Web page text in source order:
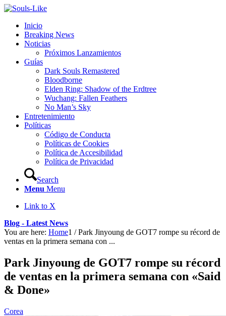
Inicio
Breaking News
Noticias
Próximos Lanzamientos
Guías
Dark Souls Remastered
Bloodborne
Elden Ring: Shadow of the Erdtree
Wuchang: Fallen Feathers
No Man’s Sky
Entretenimiento
Políticas
Código de Conducta
Políticas de Cookies
Política de Accesibilidad
Política de Privacidad
Search
Menu Menu
Link to X
Blog - Latest News
You are here: Home1 / Park Jinyoung de GOT7 rompe su récord de
ventas en la primera semana con ...
Park Jinyoung de GOT7 rompe su récord
de ventas en la primera semana con «Said
& Done»
Corea